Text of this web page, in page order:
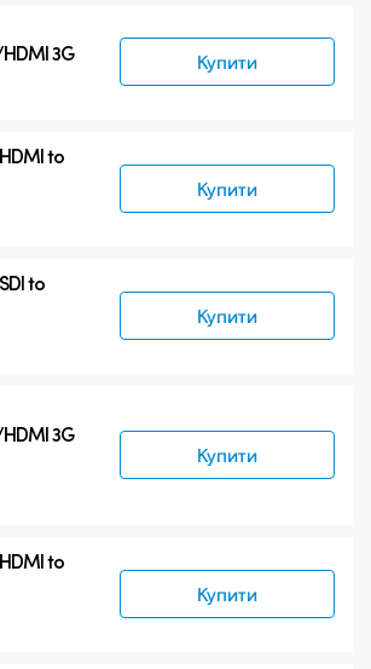
3G
Купити
HDMI to
Купити
SDI to
Купити
3G
Купити
to
Купити